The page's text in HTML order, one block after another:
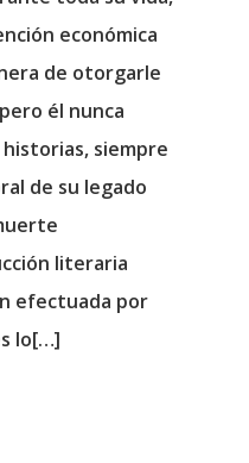
económica
de otorgarle
él nunca
siempre
de su legado
literaria
efectuada por
lo[…]